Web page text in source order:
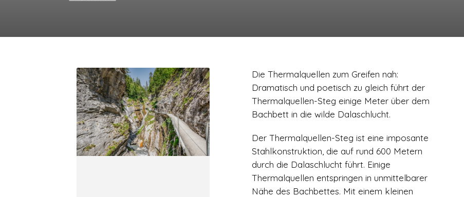
Die Thermalquellen zum Greifen nah:
Dramatisch und poetisch zu gleich führt der
Thermalquellen-Steg einige Meter über dem
Bachbett in die wilde Dalaschlucht.
Der Thermalquellen-Steg ist eine imposante
Stahlkonstruktion, die auf rund 600 Metern
durch die Dalaschlucht führt. Einige
Thermalquellen entspringen in unmittelbarer
Nähe des Bachbettes. Mit einem kleinen